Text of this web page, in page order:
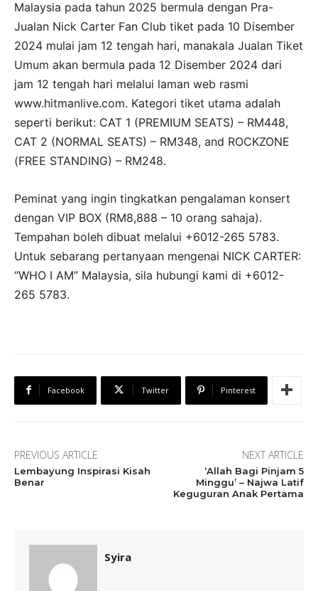
Malaysia pada tahun 2025 bermula dengan Pra-
Jualan Nick Carter Fan Club tiket pada 10 Disember
2024 mulai jam 12 tengah hari, manakala Jualan Tiket
Umum akan bermula pada 12 Disember 2024 dari
jam 12 tengah hari melalui laman web rasmi
www.hitmanlive.com. Kategori tiket utama adalah
seperti berikut: CAT 1 (PREMIUM SEATS) – RM448,
CAT 2 (NORMAL SEATS) – RM348, and ROCKZONE
(FREE STANDING) – RM248.
Peminat yang ingin tingkatkan pengalaman konsert
dengan VIP BOX (RM8,888 – 10 orang sahaja).
Tempahan boleh dibuat melalui +6012-265 5783.
Untuk sebarang pertanyaan mengenai NICK CARTER:
“WHO I AM” Malaysia, sila hubungi kami di +6012-
265 5783.
Facebook Twitter Pinterest
PREVIOUS ARTICLE
Lembayung Inspirasi Kisah
Benar
NEXT ARTICLE
‘Allah Bagi Pinjam 5
Minggu’ – Najwa Latif
Keguguran Anak Pertama
Syira